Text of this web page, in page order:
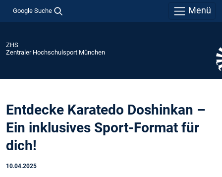
Google Suche Menü
ZHS
Zentraler Hochschulsport München
Entdecke Karatedo Doshinkan –
Ein inklusives Sport-Format für
dich!
10.04.2025